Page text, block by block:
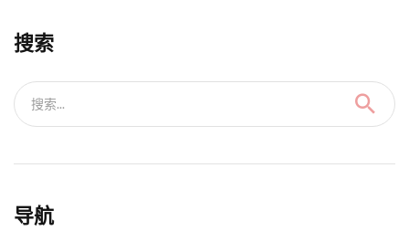
搜索
搜索...
导航